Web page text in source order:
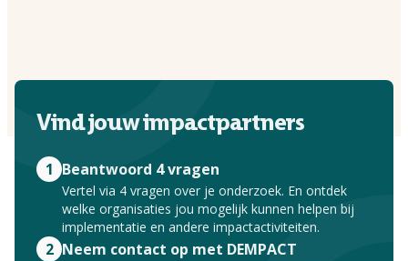
Vind jouw impactpartners
1 Beantwoord 4 vragen
Vertel via 4 vragen over je onderzoek. En ontdek
welke organisaties jou mogelijk kunnen helpen bij
implementatie en andere impactactiviteiten.
2 Neem contact op met DEMPACT